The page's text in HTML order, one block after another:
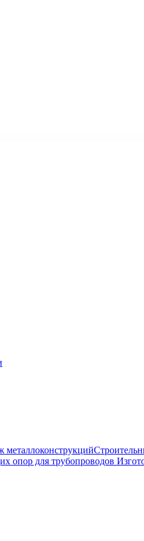
металлоконструкций
опор для трубопроводов